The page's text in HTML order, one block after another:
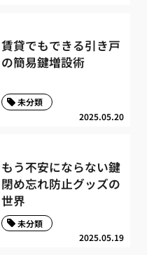
賃貸でもできる引き戸
の簡易鍵増設術
2025.05.20
未分類
もう不安にならない鍵
閉め忘れ防止グッズの
世界
2025.05.19
未分類